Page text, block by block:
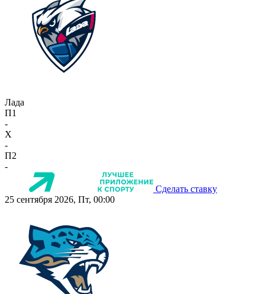
Лада
П1
-
X
-
П2
-
Сделать ставку
25 сентября 2026, Пт, 00:00